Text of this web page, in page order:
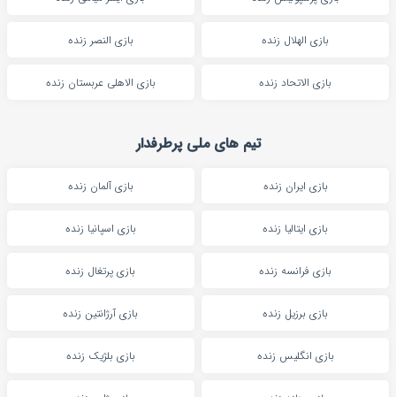
بازی الهلال زنده بازی النصر زنده
بازی الاتحاد زنده بازی الاهلی عربستان زنده
تیم های ملی پرطرفدار
بازی ایران زنده بازی آلمان زنده
بازی ایتالیا زنده بازی اسپانیا زنده
بازی فرانسه زنده بازی پرتغال زنده
بازی برزیل زنده بازی آرژانتین زنده
بازی انگلیس زنده بازی بلژیک زنده